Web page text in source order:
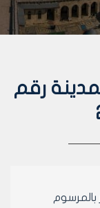
رقم
بالمرسوم